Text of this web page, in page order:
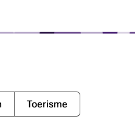
Toerisme